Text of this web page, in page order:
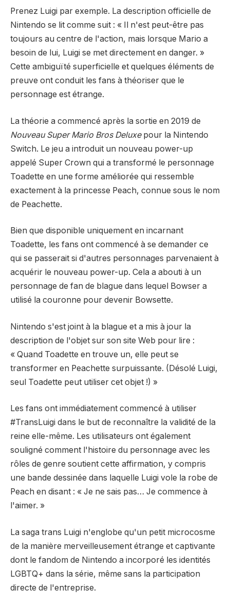
Prenez Luigi par exemple. La description officielle de
Nintendo se lit comme suit : « Il n'est peut-être pas
toujours au centre de l'action, mais lorsque Mario a
besoin de lui, Luigi se met directement en danger. »
Cette ambiguïté superficielle et quelques éléments de
preuve ont conduit les fans à théoriser que le
personnage est étrange.
La théorie a commencé après la sortie en 2019 de
Nouveau Super Mario Bros Deluxe pour la Nintendo
Switch. Le jeu a introduit un nouveau power-up
appelé Super Crown qui a transformé le personnage
Toadette en une forme améliorée qui ressemble
exactement à la princesse Peach, connue sous le nom
de Peachette.
Bien que disponible uniquement en incarnant
Toadette, les fans ont commencé à se demander ce
qui se passerait si d'autres personnages parvenaient à
acquérir le nouveau power-up. Cela a abouti à un
personnage de fan de blague dans lequel Bowser a
utilisé la couronne pour devenir Bowsette.
Nintendo s'est joint à la blague et a mis à jour la
description de l'objet sur son site Web pour lire :
« Quand Toadette en trouve un, elle peut se
transformer en Peachette surpuissante. (Désolé Luigi,
seul Toadette peut utiliser cet objet !) »
Les fans ont immédiatement commencé à utiliser
#TransLuigi dans le but de reconnaître la validité de la
reine elle-même. Les utilisateurs ont également
souligné comment l'histoire du personnage avec les
rôles de genre soutient cette affirmation, y compris
une bande dessinée dans laquelle Luigi vole la robe de
Peach en disant : « Je ne sais pas… Je commence à
l'aimer. »
La saga trans Luigi n'englobe qu'un petit microcosme
de la manière merveilleusement étrange et captivante
dont le fandom de Nintendo a incorporé les identités
LGBTQ+ dans la série, même sans la participation
directe de l'entreprise.